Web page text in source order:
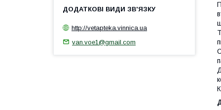
http://vetapteka.vinnica.ua
van.voe1@gmail.com